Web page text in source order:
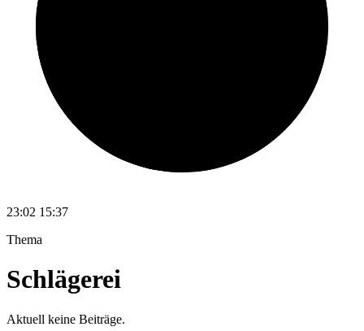
23:02 15:37
Thema
Schlägerei
Aktuell keine Beiträge.